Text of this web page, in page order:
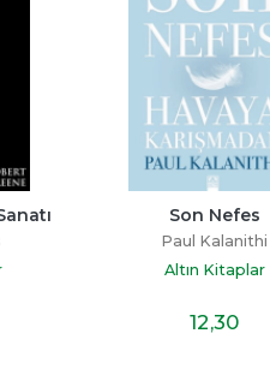
Peri Masalı
Stephen King
Altın Kitaplar
İNDİRİM 32